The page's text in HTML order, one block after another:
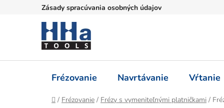
Zásady spracúvania osobných údajov
Frézovanie Navrtávanie Vŕtanie
Domov
/ Frézovanie / Frézy s vymeniteľnými platničkami /